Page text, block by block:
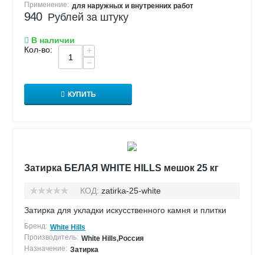
Применение: для наружных и внутренних работ
940 Рублей за штуку
В наличии
Кол-во:
+
−
КУПИТЬ
Затирка БЕЛАЯ WHITE HILLS мешок 25 кг
КОД: zatirka-25-white
Затирка для укладки искусственного камня и плитки
Бренд: White Hills
Производитель: White Hills,Россия
Назначение: Затирка